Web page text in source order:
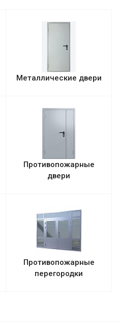
Металлические двери
Противопожарные
двери
Противопожарные
перегородки